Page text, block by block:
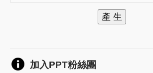
產 生
加入PPT粉絲團